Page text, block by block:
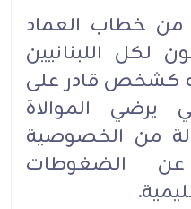
من خطاب العماد
لكل اللبنانيين
كشخص قادر على
الموالاة
من الخصوصية
عن الضغوطات